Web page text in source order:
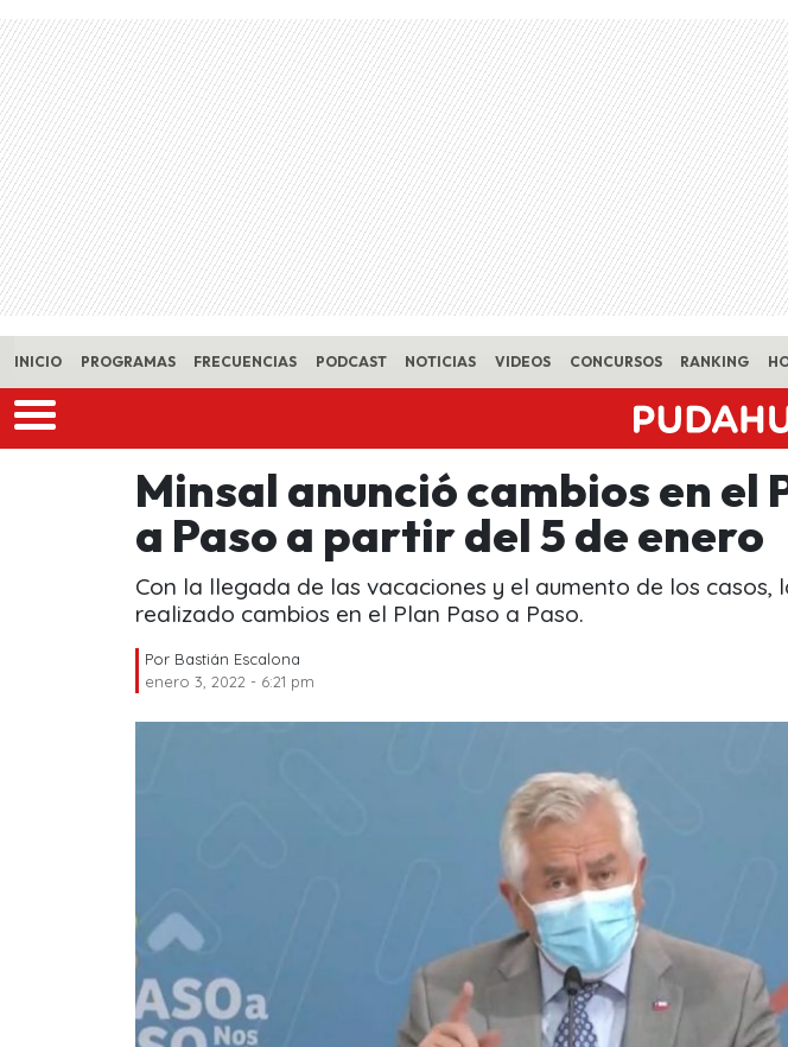
Skip to main content
INICIO PROGRAMAS FRECUENCIAS PODCAST NOTICIAS VIDEOS CONCURSOS RANKING
Minsal anunció cambios en el
a Paso a partir del 5 de enero
Con la llegada de las vacaciones y el aumento de los casos,
realizado cambios en el Plan Paso a Paso.
Por Bastián Escalona
enero 3, 2022 - 6:21 pm